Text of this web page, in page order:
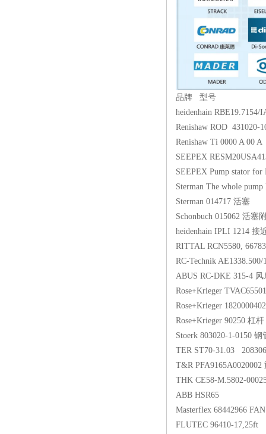
品牌 型号
heidenhain
Renishaw ROD
Renishaw Ti 0000 A 00 A
SEEPEX
SEEPEX Pump stator
Sterman The whole
Sterman 014717 活塞
Schonbuch 015062 活塞
heidenhain IPLI 1214 接
RITTAL RCN5580,
RC-Technik
ABUS RC-DKE 315-4 风
Rose+Krieger
Rose+Krieger
Rose+Krieger 90250 杠杆
Stoerk 803020-1-0150 钢
TER ST70-31.03
T&R
THK CE58-M.5802-
ABB HSR65
Masterflex 68442966
FLUTEC 96410-17,25ft